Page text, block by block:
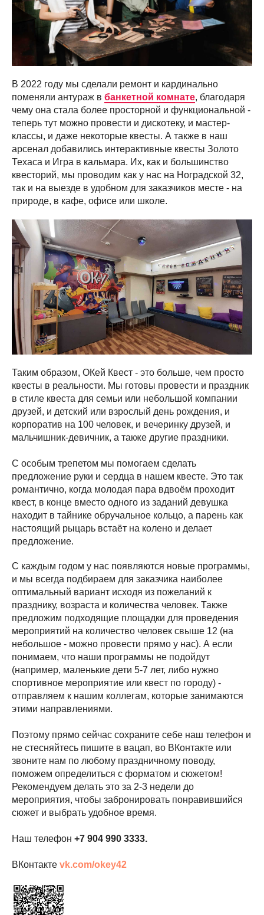
В 2022 году мы сделали ремонт и кардинально
поменяли антураж в банкетной комнате, благодаря
чему она стала более просторной и функциональной -
теперь тут можно провести и дискотеку, и мастер-
классы, и даже некоторые квесты. А также в наш
арсенал добавились интерактивные квесты Золото
Техаса и Игра в кальмара. Их, как и большинство
квесторий, мы проводим как у нас на Ноградской 32,
так и на выезде в удобном для заказчиков месте - на
природе, в кафе, офисе или школе.
Таким образом, ОКей Квест - это больше, чем просто
квесты в реальности. Мы готовы провести и праздник
в стиле квеста для семьи или небольшой компании
друзей, и детский или взрослый день рождения, и
корпоратив на 100 человек, и вечеринку друзей, и
мальчишник-девичник, а также другие праздники.
С особым трепетом мы помогаем сделать
предложение руки и сердца в нашем квесте. Это так
романтично, когда молодая пара вдвоём проходит
квест, в конце вместо одного из заданий девушка
находит в тайнике обручальное кольцо, а парень как
настоящий рыцарь встаёт на колено и делает
предложение.
С каждым годом у нас появляются новые программы,
и мы всегда подбираем для заказчика наиболее
оптимальный вариант исходя из пожеланий к
празднику, возраста и количества человек. Также
предложим подходящие площадки для проведения
мероприятий на количество человек свыше 12 (на
небольшое - можно провести прямо у нас). А если
понимаем, что наши программы не подойдут
(например, маленькие дети 5-7 лет, либо нужно
спортивное мероприятие или квест по городу) -
отправляем к нашим коллегам, которые занимаются
этими направлениями.
Поэтому прямо сейчас сохраните себе наш телефон и
не стесняйтесь пишите в вацап, во ВКонтакте или
звоните нам по любому праздничному поводу,
поможем определиться с форматом и сюжетом!
Рекомендуем делать это за 2-3 недели до
мероприятия, чтобы забронировать понравившийся
сюжет и выбрать удобное время.
Наш телефон +7 904 990 3333.
ВКонтакте vk.com/okey42